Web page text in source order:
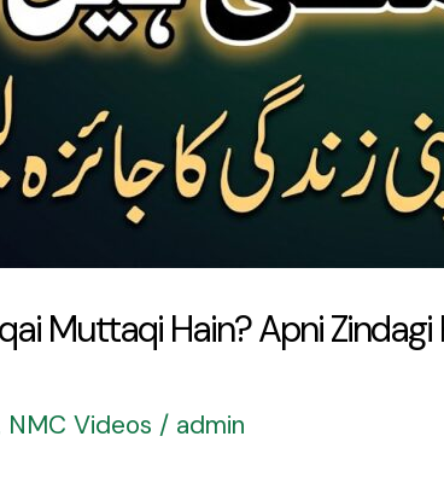
Muttaqi Hain? Apni
NMC Videos / admin